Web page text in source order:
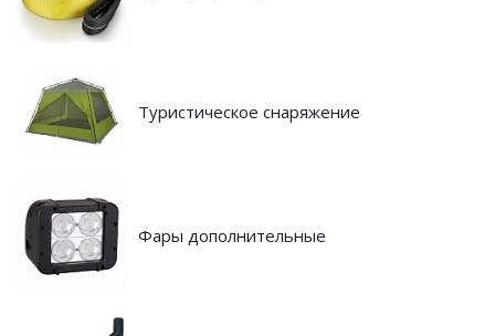
Туристическое снаряжение
Фары дополнительные